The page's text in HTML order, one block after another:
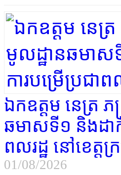
ឯកឧត្ដម​ នេត្រ ភ
ឆមាសទី១ និងដាក់
ពលរដ្ឋ នៅខេត្តក្
01/08/2026